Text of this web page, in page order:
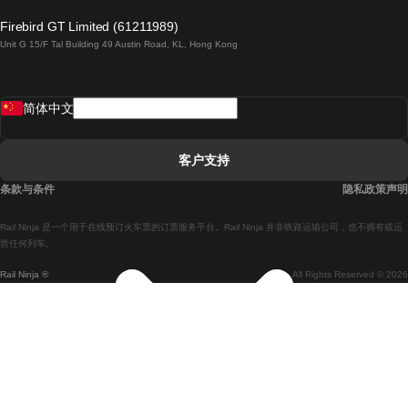
羅馬開往拿坡里的列車
馬德里開往巴塞罗那的列車
Firebird GT Limited (61211989)
Unit G 15/F Tal Building 49 Austin Road, KL, Hong Kong
Rail Ninja ® All Rights Reserved © 2026
Rail Ninja 是一个用于在线预订火车票的订票服务平台。Rail Ninja 并非铁路运输公司，也不拥有或运
营任何列车。
简体中文
客户支持
条款与条件 隐私政策声明